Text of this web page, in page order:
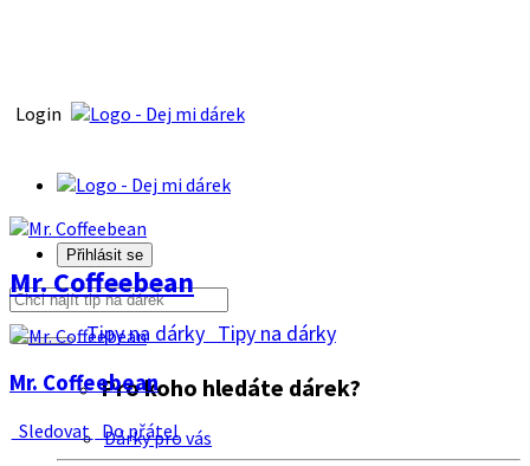
Login
Přihlásit se
Tipy na dárky Tipy na dárky
Pro koho hledáte dárek?
Dárky pro vás
Mr. Coffeebean
Mr. Coffeebean
Sledovat Do přátel